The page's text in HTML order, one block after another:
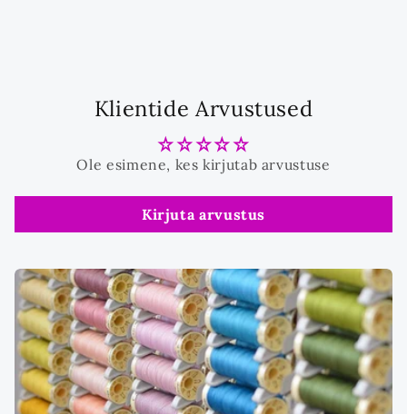
Klientide Arvustused
Ole esimene, kes kirjutab arvustuse
Kirjuta arvustus